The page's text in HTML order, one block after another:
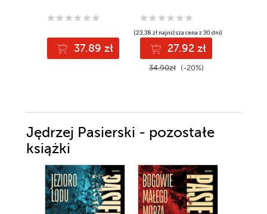
37.89 zł
(23,38 zł najniższa cena z 30 dni)
27.92 zł
34.90zł (-20%)
Jędrzej Pasierski - pozostałe
książki